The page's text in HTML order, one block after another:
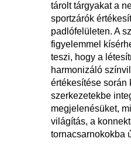
tárolt tárgyakat a
sportzárók
padlófelületen. A
figyelemmel
teszi, hogy a
harmonizáló
értékesítése során
szerkezetekbe
megjelenésüket,
világítás, a
tornacsarnokokba